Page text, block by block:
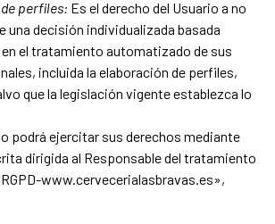
perfiles: Es el derecho del Usuario a no
una decisión individualizada basada
el tratamiento automatizado de sus
incluida la elaboración de perfiles,
que la legislación vigente establezca lo
podrá ejercitar sus derechos mediante
dirigida al Responsable del tratamiento
www.cervecerialasbravas.es»,